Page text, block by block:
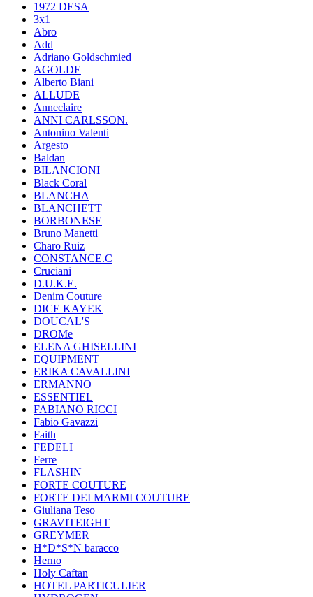
1972 DESA
3x1
Abro
Add
Adriano Goldschmied
AGOLDE
Alberto Biani
ALLUDE
Anneclaire
ANNI CARLSSON.
Antonino Valenti
Argesto
Baldan
BILANCIONI
Black Coral
BLANCHA
BLANCHETT
BORBONESE
Bruno Manetti
Charo Ruiz
CONSTANCE.C
Cruciani
D.U.K.E.
Denim Couture
DICE KAYEK
DOUCAL'S
DROMe
ELENA GHISELLINI
EQUIPMENT
ERIKA CAVALLINI
ERMANNO
ESSENTIEL
FABIANO RICCI
Fabio Gavazzi
Faith
FEDELI
Ferre
FLASHIN
FORTE COUTURE
FORTE DEI MARMI COUTURE
Giuliana Teso
GRAVITEIGHT
GREYMER
H*D*S*N baracco
Herno
Holy Caftan
HOTEL PARTICULIER